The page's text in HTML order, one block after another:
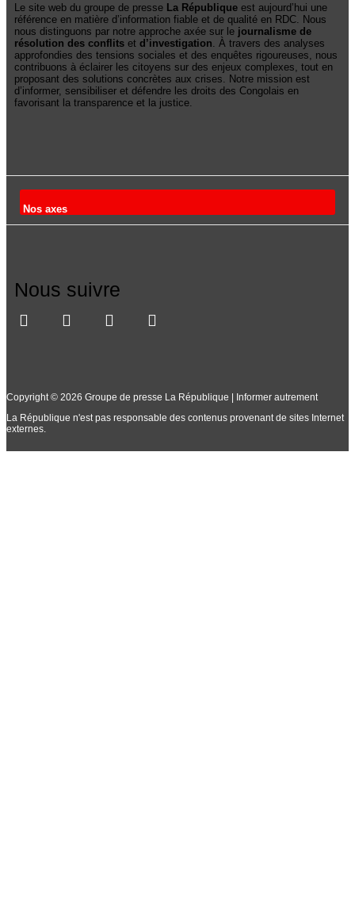
Le site web du groupe de presse La République est aujourd’hui une
référence en matière d’information fiable et de qualité en RDC. Nous
nous distinguons par notre approche axée sur le journalisme de
résolution des conflits et d’investigation . À travers des analyses
approfondies des tensions sociales et des enquêtes rigoureuses, nous
contribuons à éclairer les citoyens sur des enjeux complexes, tout en
proposant des solutions concrètes aux crises. Notre mission est
d’informer, sensibiliser et défendre les droits des Congolais en
favorisant la transparence et la justice.
Nos axes
Nous suivre
Copyright © 2026 Groupe de presse La République | Informer autrement
La République n'est pas responsable des contenus provenant de sites Internet
externes.